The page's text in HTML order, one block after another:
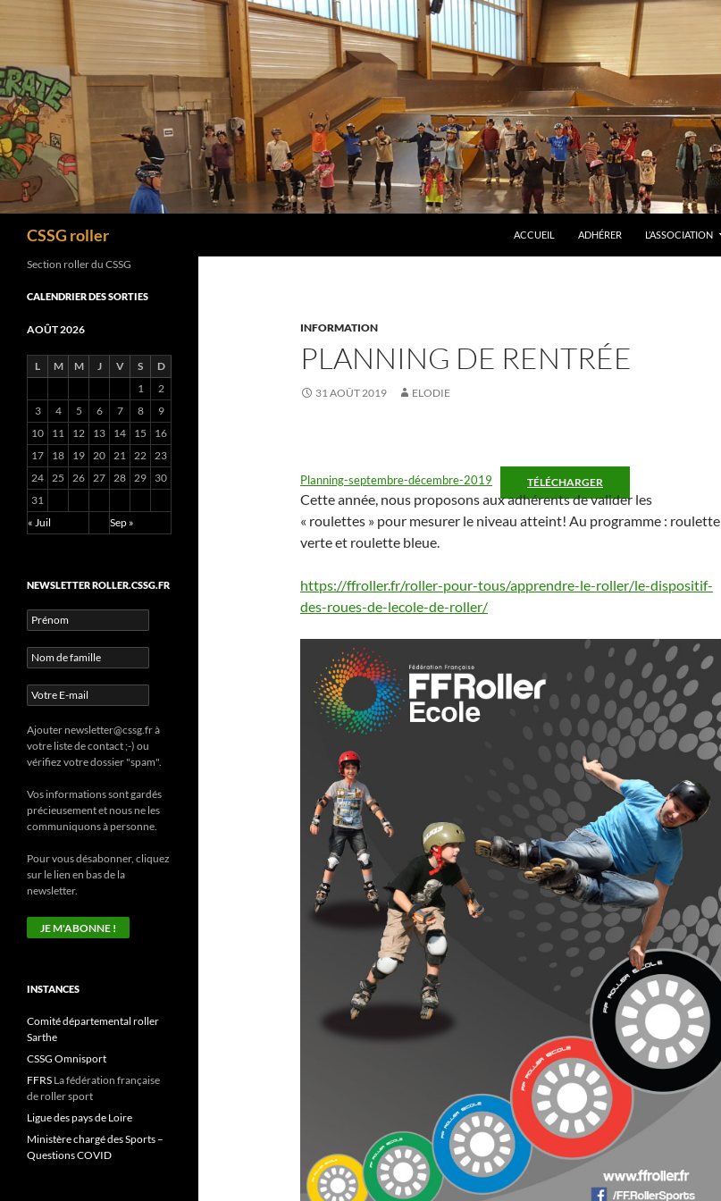
CSSG roller
ACCUEIL
ADHÉRER L’ASSOCIATION
INFORMATION
PLANNING DE RENTRÉE
31 AOÛT 2019 ELODIE
Planning-septembre-décembre-2019 TÉLÉCHARGER
Cette année, nous proposons aux adhérents de valider les
« roulettes » pour mesurer le niveau atteint! Au programme : roulette
verte et roulette bleue.
https://ffroller.fr/roller-pour-tous/apprendre-le-roller/le-dispositif-
des-roues-de-lecole-de-roller/
Section roller du CSSG
CALENDRIER DES SORTIES
AOÛT 2026
L M M J V S
D
1
2
3
4 5 6 7 8
9
10
11 12 13 14 15
16
17
18 19 20 21 22 23
24 25 26 27 28 29
30
31
« Juil
Sep »
NEWSLETTER ROLLER.CSSG.FR
Ajouter newsletter@cssg.fr à
votre liste de contact ;-) ou
vérifiez votre dossier "spam".
Vos informations sont gardés
précieusement et nous ne les
communiquons à personne.
Pour vous désabonner, cliquez
sur le lien en bas de la
newsletter.
INSTANCES
Comité départemental roller
Sarthe
CSSG Omnisport
FFRS La fédération française
de roller sport
Ligue des pays de Loire
Ministère chargé des Sports –
Questions COVID